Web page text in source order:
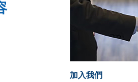
加入我們